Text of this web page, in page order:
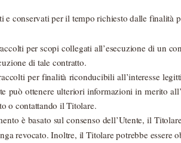
e conservati per il tempo richiesto dalle finalità
per scopi collegati all’esecuzione di un
di tale contratto.
per finalità riconducibili all’interesse
può ottenere ulteriori informazioni in merito
o contattando il Titolare.
è basato sul consenso dell’Utente, il
revocato. Inoltre, il Titolare potrebbe